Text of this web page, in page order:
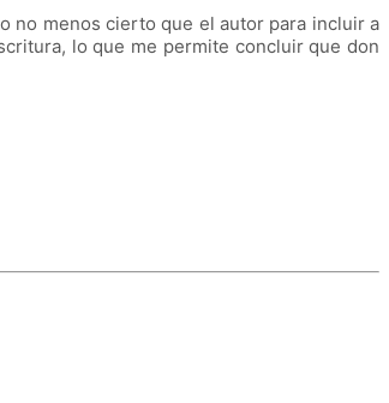
no menos cierto que el autor para incluir a
lo que me permite concluir que don